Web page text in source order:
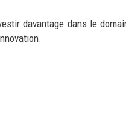
davantage dans le